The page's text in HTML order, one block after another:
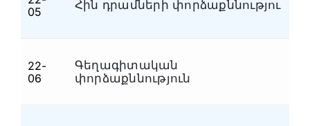
05
Հին դրամների փորձաքննությու
22-
06
Գեղագիտական
փորձաքննություն